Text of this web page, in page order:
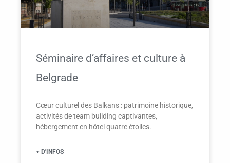
Séminaire d’affaires et culture à
Belgrade
Cœur culturel des Balkans : patrimoine historique,
activités de team building captivantes,
hébergement en hôtel quatre étoiles.
+ D'INFOS